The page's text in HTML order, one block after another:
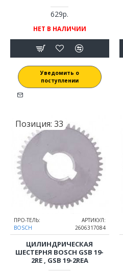
629р.
НЕТ В НАЛИЧИИ
Уведомить о
поступлении
Позиция: 33
ПРО-ТЕЛЬ:
BOSCH
АРТИКУЛ:
2606317084
ЦИЛИНДРИЧЕСКАЯ
ШЕСТЕРНЯ BOSCH GSB 19-
2RE , GSB 19-2REA